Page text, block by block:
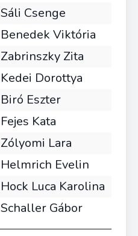
Sáli Csenge
Benedek Viktória
Zabrinszky Zita
Kedei Dorottya
Biró Eszter
Fejes Kata
Zólyomi Lara
Helmrich Evelin
Hock Luca Karolina
Schaller Gábor